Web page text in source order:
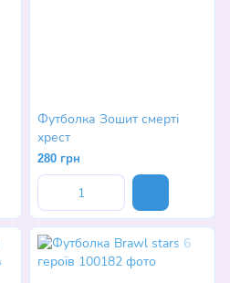
Футболка Зошит смерті
хрест
280 грн